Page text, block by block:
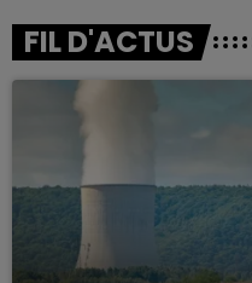
FIL D'ACTUS